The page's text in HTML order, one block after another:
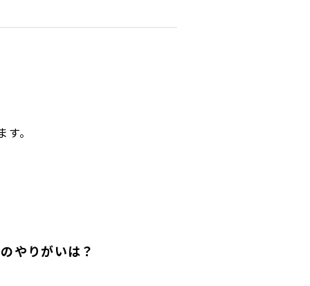
。
やりがいは？